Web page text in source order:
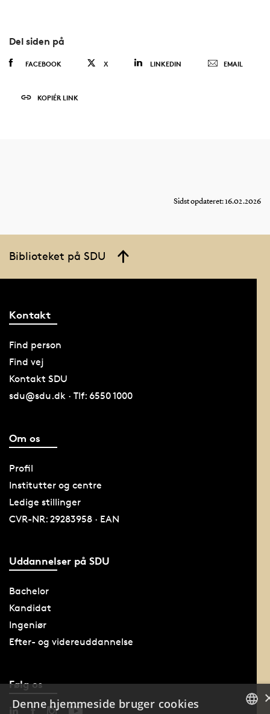
Del siden på
FACEBOOK X LINKEDIN EMAIL
KOPIÉR LINK
Sidst opdateret: 16.02.2026
Biblioteket på SDU
Kontakt
Find person
Find vej
Kontakt SDU
sdu@sdu.dk · Tlf: 6550 1000
Om os
Profil
Institutter og centre
Ledige stillinger
CVR-NR: 29283958 · EAN
Uddannelser på SDU
Bachelor
Kandidat
Ingeniør
Efter- og videreuddannelse
Følg os
Denne hjemmeside bruger cookies